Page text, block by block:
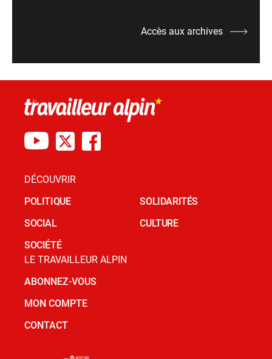
Accès aux archives
DÉCOUVRIR
POLITIQUE
SOCIAL
SOCIÉTÉ
SOLIDARITÉS
CULTURE
LE TRAVAILLEUR ALPIN
ABONNEZ-VOUS
MON COMPTE
CONTACT